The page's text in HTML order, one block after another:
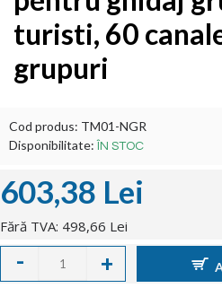
turisti, 60
grupuri
Cod produs: TM01-NGR
Disponibilitate: ÎN STOC
603,38 Lei
Fără TVA: 498,66 Lei
- +